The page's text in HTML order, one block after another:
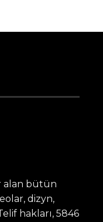
alan bütün
dizyn,
hakları, 5846